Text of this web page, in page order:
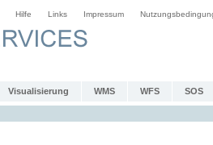
Hilfe Links Impressum
Visualisierung WMS WFS SOS